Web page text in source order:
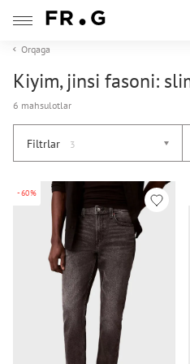
Orqaga
Kiyim, jinsi fasoni:
6 mahsulotlar
Filtrlar 3
-60%